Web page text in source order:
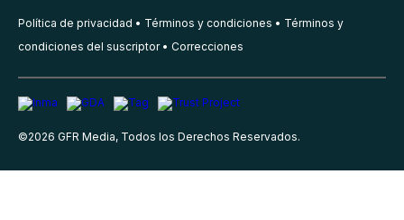
Política de privacidad Términos y condiciones
Términos y
condiciones del suscriptor
Correcciones
©2026 GFR Media, Todos los Derechos Reservados.